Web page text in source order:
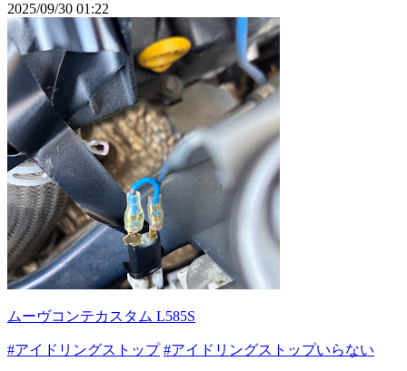
2025/09/30 01:22
ムーヴコンテカスタム L585S
#アイドリングストップ #アイドリングストップいらない